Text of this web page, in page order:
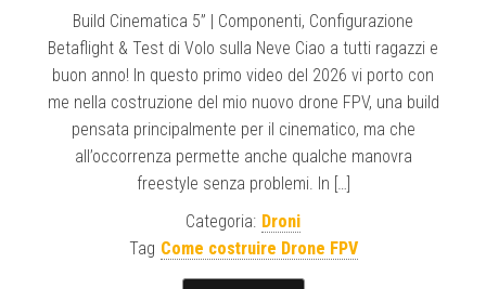
Build Cinematica 5” | Componenti, Configurazione
Betaflight & Test di Volo sulla Neve Ciao a tutti ragazzi e
buon anno! In questo primo video del 2026 vi porto con
me nella costruzione del mio nuovo drone FPV, una build
pensata principalmente per il cinematico, ma che
all’occorrenza permette anche qualche manovra
freestyle senza problemi. In […]
Categoria: Droni
Tag Come costruire Drone FPV